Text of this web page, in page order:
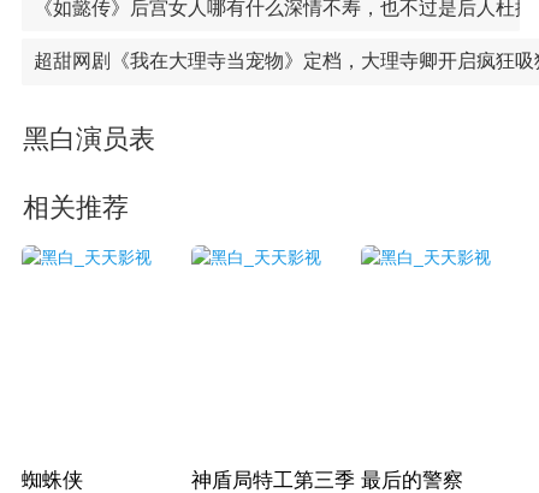
《如懿传》后宫女人哪有什么深情不寿，也不过是后人杜撰
超甜网剧《我在大理寺当宠物》定档，大理寺卿开启疯狂
黑白演员表
相关推荐
蜘蛛侠 神盾局特工第三季 最后的警察